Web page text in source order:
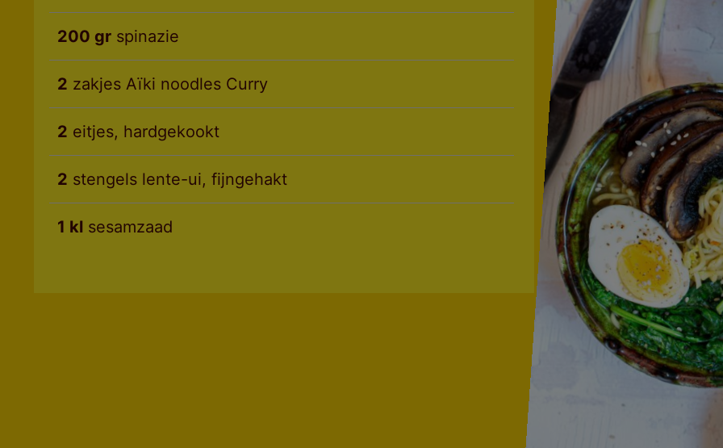
200 grspinazie
2 zakjes Aïki noodles Curry
2 eitjes, hardgekookt
2 stengels lente-ui, fijngehakt
1 klsesamzaad